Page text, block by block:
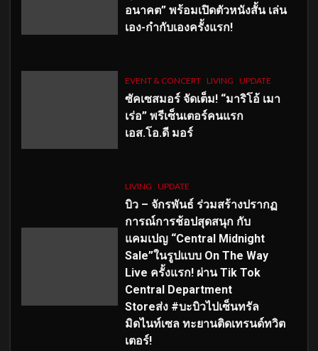
อนาคต” พร้อมเปิดตัวหนังสั้น เล่น
เอง-กำกับเองครั้งแรก!
EVENT & CONCERT LIVING UPDATE
ซัคเซสมอร์ จัดเต็ม! “มาริโอ้ เมา
เร่อ” พรีเซ็นเตอร์คนแรก
เอส.โอ.ดี มอร์
LIVING UPDATE
บิว – จักรพันธ์ ร่วมสร้างปรากฏ
การณ์การช้อปสุดสนุก กับ
แคมเปญ “Central Midnight
Sale”ในรูปแบบ On The Way
Live ครั้งแรก! ผ่าน Tik Tok
Central Department
Storeส่ง #บะบิวไปเซ็นทรัล
มิดไนท์เซล ทะยานติดเทรนด์ทวิต
เตอร์!